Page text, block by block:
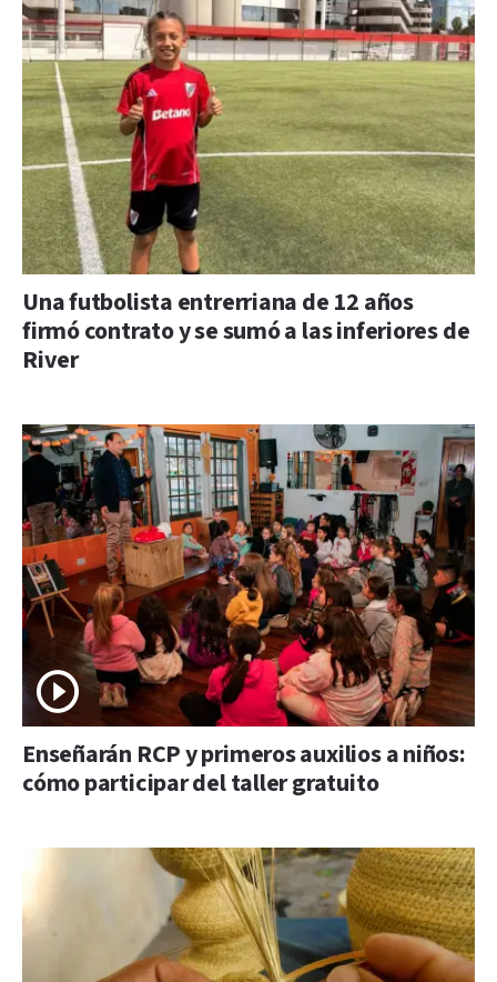
Una futbolista entrerriana de 12 años
firmó contrato y se sumó a las inferiores de
River
Enseñarán RCP y primeros auxilios a niños:
cómo participar del taller gratuito